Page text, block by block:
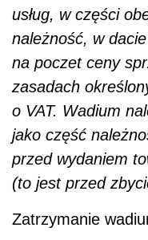
usług, w części
należność, w
na poczet ceny
zasadach
o VAT. Wadium
jako część
przed wydaniem
(to jest przed
Zatrzymanie